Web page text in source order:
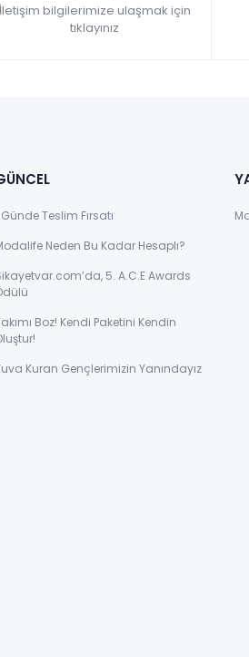
İletişim bilgilerimize ulaşmak için
tıklayınız
Günde Teslim Fırsatı
Neden Bu Kadar Hesaplı?
5. A.C.E Awards
Boz! Kendi Paketini Kendin
Kuran Gençlerimizin Yanındayız